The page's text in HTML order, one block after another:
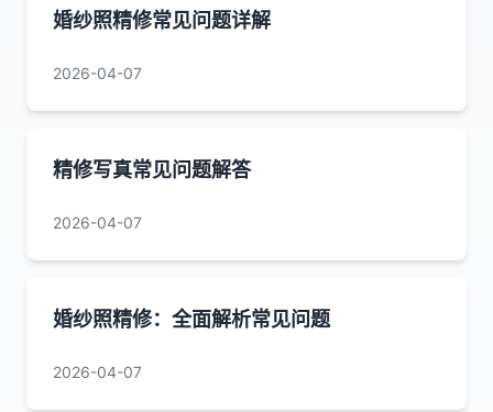
婚纱照精修常见问题详解
2026-04-07
精修写真常见问题解答
2026-04-07
婚纱照精修：全面解析常见问题
2026-04-07